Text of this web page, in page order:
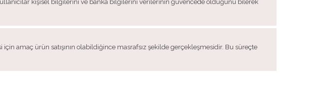
kişisel bilgilerini ve banka bilgilerini verilerinin güvencede olduğunu bilerek
amaç ürün satışının olabildiğince masrafsız şekilde gerçekleşmesidir. Bu süreçte